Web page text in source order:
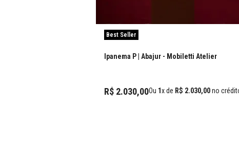
Best Seller
Ipanema P | Abajur - Mobiletti Atelier
R$ 2.030,00Ou 1x de R$ 2.030,00no